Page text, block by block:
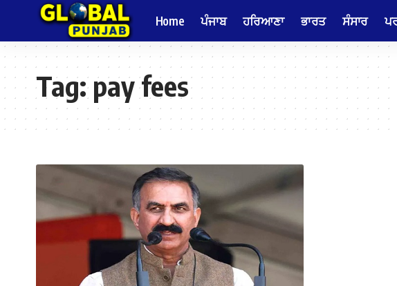
Home ਪੰਜਾਬ ਹਰਿਆਣਾ ਭਾਰਤ ਸੰਸਾਰ
Tag:pay fees